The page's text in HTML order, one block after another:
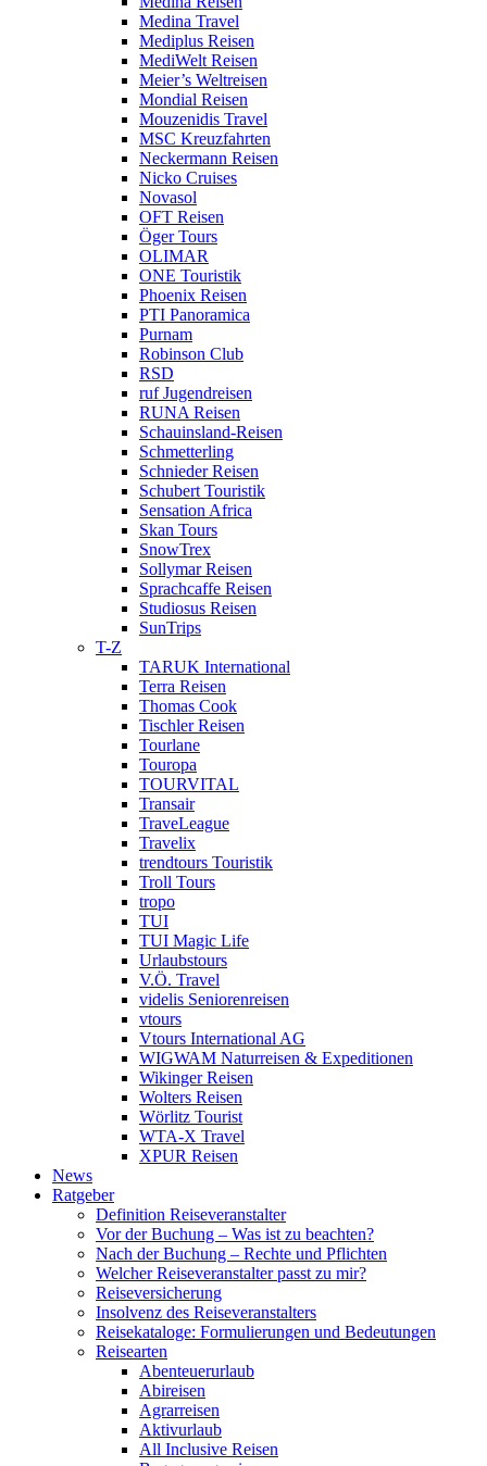
Medina Travel
Mediplus Reisen
MediWelt Reisen
Meier’s Weltreisen
Mondial Reisen
Mouzenidis Travel
MSC Kreuzfahrten
Neckermann Reisen
Nicko Cruises
Novasol
OFT Reisen
Öger Tours
OLIMAR
ONE Touristik
Phoenix Reisen
PTI Panoramica
Purnam
Robinson Club
RSD
ruf Jugendreisen
RUNA Reisen
Schauinsland-Reisen
Schmetterling
Schnieder Reisen
Schubert Touristik
Sensation Africa
Skan Tours
SnowTrex
Sollymar Reisen
Sprachcaffe Reisen
Studiosus Reisen
SunTrips
T-Z
TARUK International
Terra Reisen
Thomas Cook
Tischler Reisen
Tourlane
Touropa
TOURVITAL
Transair
TraveLeague
Travelix
trendtours Touristik
Troll Tours
tropo
TUI
TUI Magic Life
Urlaubstours
V.Ö. Travel
videlis Seniorenreisen
vtours
Vtours International AG
WIGWAM Naturreisen & Expeditionen
Wikinger Reisen
Wolters Reisen
Wörlitz Tourist
WTA-X Travel
XPUR Reisen
News
Ratgeber
Definition Reiseveranstalter
Vor der Buchung – Was ist zu beachten?
Nach der Buchung – Rechte und Pflichten
Welcher Reiseveranstalter passt zu mir?
Reiseversicherung
Insolvenz des Reiseveranstalters
Reisekataloge: Formulierungen und Bedeutungen
Reisearten
Abenteuerurlaub
Abireisen
Agrarreisen
Aktivurlaub
All Inclusive Reisen